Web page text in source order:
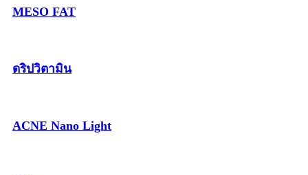
MESO FAT
ดริปวิตามิน
ACNE Nano Light